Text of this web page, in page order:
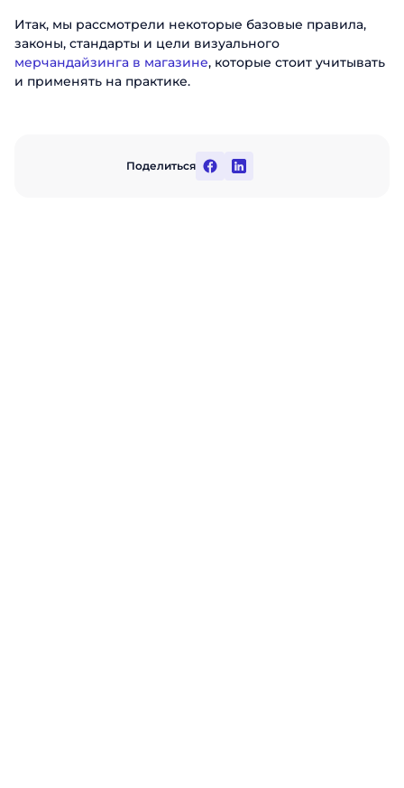
Итак, мы рассмотрели некоторые базовые правила,
законы, стандарты и цели визуального
мерчандайзинга в магазине, которые стоит учитывать
и применять на практике.
Поделиться